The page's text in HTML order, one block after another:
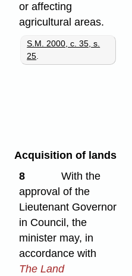
or affecting
agricultural areas.
S.M. 2000, c. 35, s.
25
Acquisition of lands
8
With the
approval of the
Lieutenant Governor
in Council, the
minister may, in
accordance with
The Land